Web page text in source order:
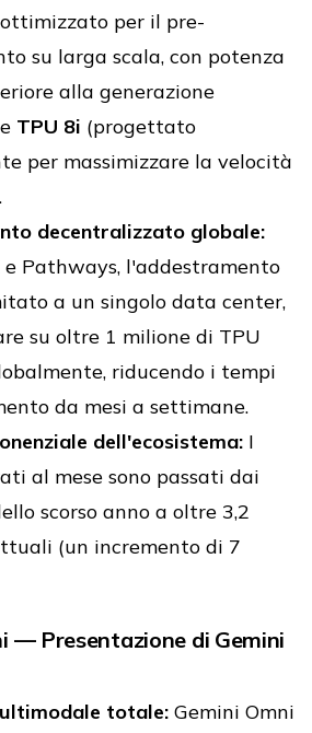
per il pre-
su larga scala, con potenza
alla generazione
TPU 8i (progettato
per massimizzare la velocità
decentralizzato globale:
e Pathways, l'addestramento
a un singolo data center,
su oltre 1 milione di TPU
riducendo i tempi
da mesi a settimane.
dell'ecosistema: I
al mese sono passati dai
scorso anno a oltre 3,2
(un incremento di 7
— Presentazione di Gemini
totale: Gemini Omni